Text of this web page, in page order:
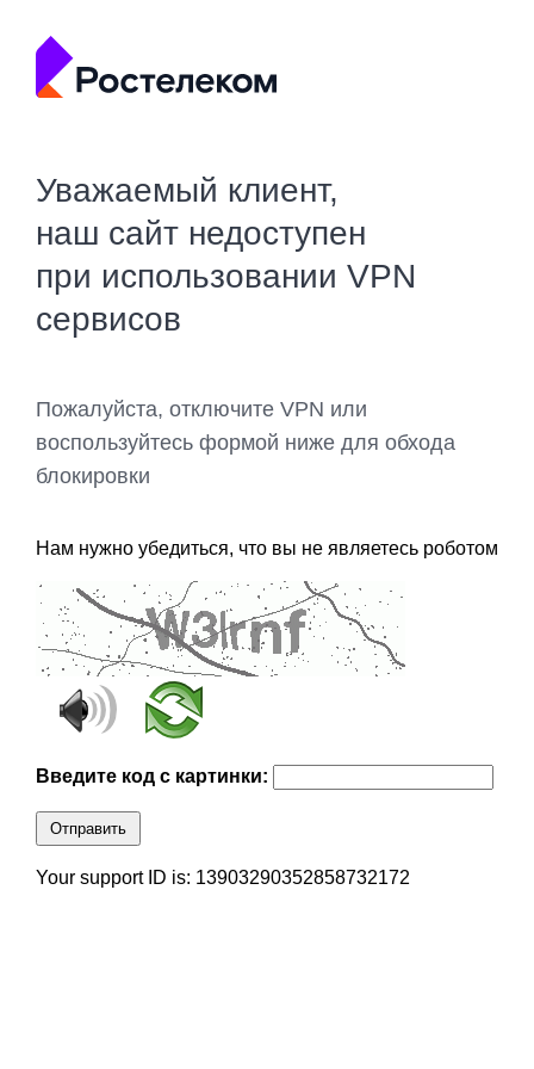
Уважаемый клиент,
наш сайт недоступен
при использовании VPN
сервисов
Пожалуйста, отключите VPN или
воспользуйтесь формой ниже для обхода
блокировки
Нам нужно убедиться, что вы не являетесь роботом
Введите код с картинки:
Отправить
Your support ID is: 13903290352858732172